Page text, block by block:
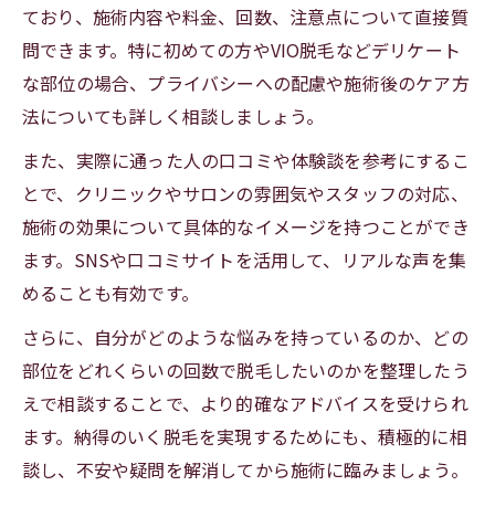
ており、施術内容や料金、回数、注意点について直接質
問できます。特に初めての方やVIO脱毛などデリケート
な部位の場合、プライバシーへの配慮や施術後のケア方
法についても詳しく相談しましょう。
また、実際に通った人の口コミや体験談を参考にするこ
とで、クリニックやサロンの雰囲気やスタッフの対応、
施術の効果について具体的なイメージを持つことができ
ます。SNSや口コミサイトを活用して、リアルな声を集
めることも有効です。
さらに、自分がどのような悩みを持っているのか、どの
部位をどれくらいの回数で脱毛したいのかを整理したう
えで相談することで、より的確なアドバイスを受けられ
ます。納得のいく脱毛を実現するためにも、積極的に相
談し、不安や疑問を解消してから施術に臨みましょう。